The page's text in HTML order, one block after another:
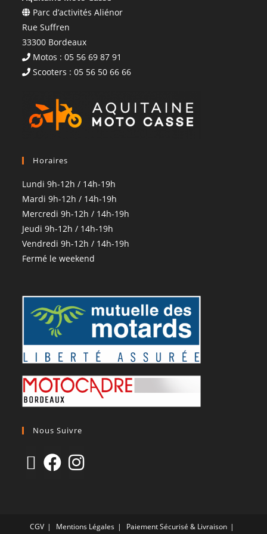
Parc d’activités Aliénor
Rue Suffren
33300 Bordeaux
Motos : 05 56 69 87 91
Scooters : 05 56 50 66 66
Horaires
Lundi 9h-12h / 14h-19h
Mardi 9h-12h / 14h-19h
Mercredi 9h-12h / 14h-19h
Jeudi 9h-12h / 14h-19h
Vendredi 9h-12h / 14h-19h
Fermé le weekend
Nous Suivre
CGV Mentions Légales
Paiement Sécurisé & Livraison